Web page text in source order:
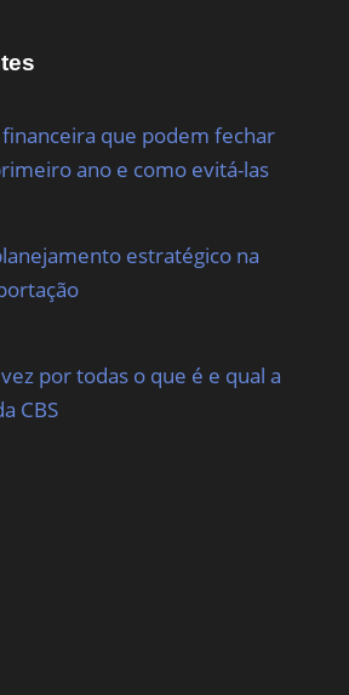
financeira que podem fechar
ano e como evitá-las
estratégico na
por todas o que é e qual a
CBS